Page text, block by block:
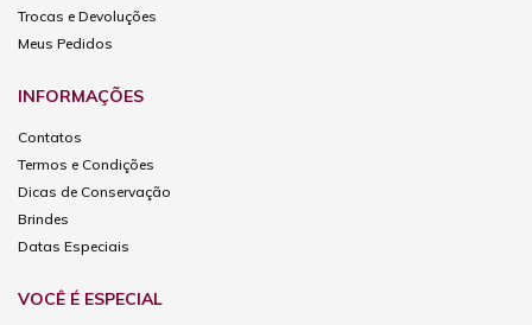
Trocas e Devoluções
Meus Pedidos
INFORMAÇÕES
Contatos
Termos e Condições
Dicas de Conservação
Brindes
Datas Especiais
VOCÊ É ESPECIAL